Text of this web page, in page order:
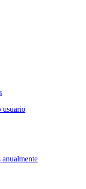
usuario